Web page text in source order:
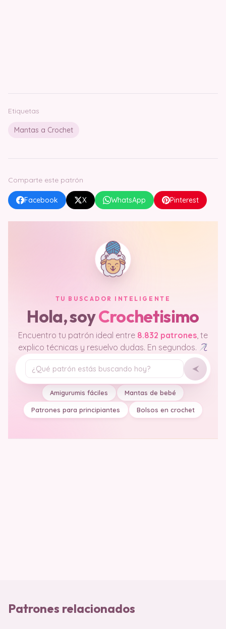
Etiquetas
Mantas a Crochet
Comparte este patrón
Facebook X WhatsApp Pinterest
TU BUSCADOR INTELIGENTE
Hola, soyCrochetisimo
Encuentro tu patrón ideal entre 8.832 patrones, te
explico técnicas y resuelvo dudas. En segundos.
Tu pregunta
Amigurumis fáciles Mantas de bebé
Patrones para principiantes Bolsos en crochet
Patrones relacionados